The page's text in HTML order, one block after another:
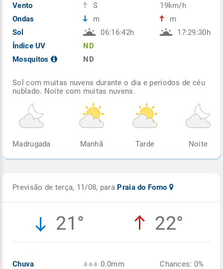
Vento
Ondas
Sol
Índice UV
Mosquitos
S
m
06:16:42h
ND
ND
19km/h
m
17:29:30h
Sol com muitas nuvens durante o dia e períodos de céu
nublado. Noite com muitas nuvens.
Madrugada Manhã Tarde Noite
Previsão de terça, 11/08, para Praia do Forno
21° 22°
Chuva
0.0mm
Chances: 0%